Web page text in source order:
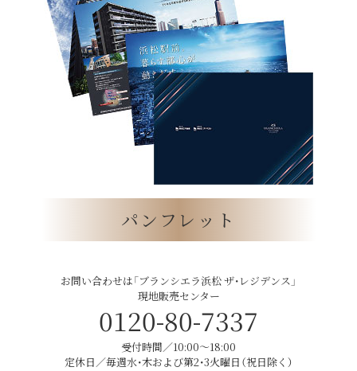
パンフレット
お問い合わせは「ブランシエラ浜松 ザ・レジデンス」
現地販売センター
0120-80-7337
受付時間／10:00〜18:00
定休日／毎週水・木および第2・3火曜日（祝日除く）